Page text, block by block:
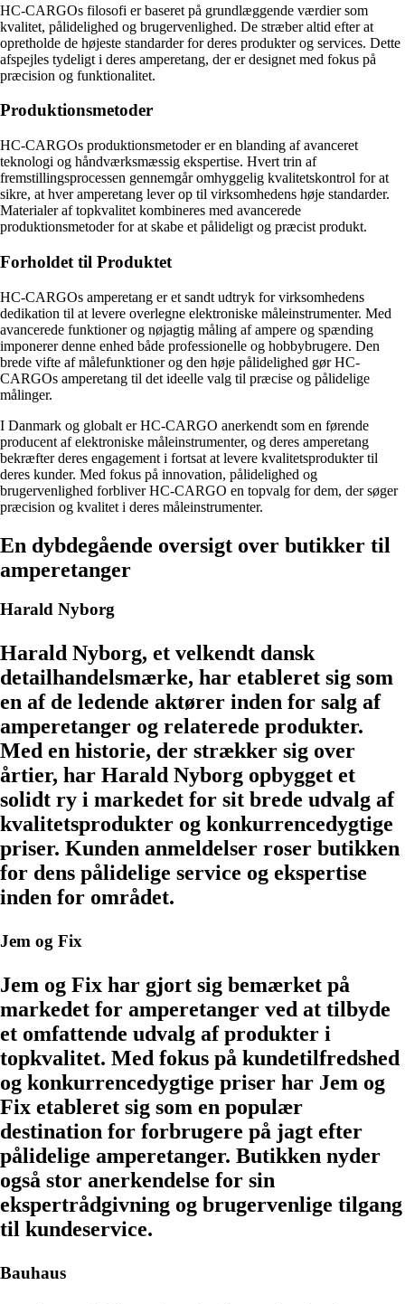
HC-CARGOs filosofi er baseret på grundlæggende værdier som
kvalitet, pålidelighed og brugervenlighed. De stræber altid efter at
opretholde de højeste standarder for deres produkter og services. Dette
afspejles tydeligt i deres amperetang, der er designet med fokus på
præcision og funktionalitet.
Produktionsmetoder
HC-CARGOs produktionsmetoder er en blanding af avanceret
teknologi og håndværksmæssig ekspertise. Hvert trin af
fremstillingsprocessen gennemgår omhyggelig kvalitetskontrol for at
sikre, at hver amperetang lever op til virksomhedens høje standarder.
Materialer af topkvalitet kombineres med avancerede
produktionsmetoder for at skabe et pålideligt og præcist produkt.
Forholdet til Produktet
HC-CARGOs amperetang er et sandt udtryk for virksomhedens
dedikation til at levere overlegne elektroniske måleinstrumenter. Med
avancerede funktioner og nøjagtig måling af ampere og spænding
imponerer denne enhed både professionelle og hobbybrugere. Den
brede vifte af målefunktioner og den høje pålidelighed gør HC-
CARGOs amperetang til det ideelle valg til præcise og pålidelige
målinger.
I Danmark og globalt er HC-CARGO anerkendt som en førende
producent af elektroniske måleinstrumenter, og deres amperetang
bekræfter deres engagement i fortsat at levere kvalitetsprodukter til
deres kunder. Med fokus på innovation, pålidelighed og
brugervenlighed forbliver HC-CARGO en topvalg for dem, der søger
præcision og kvalitet i deres måleinstrumenter.
En dybdegående oversigt over butikker til
amperetanger
Harald Nyborg
Harald Nyborg, et velkendt dansk
detailhandelsmærke, har etableret sig som
en af de ledende aktører inden for salg af
amperetanger og relaterede produkter.
Med en historie, der strækker sig over
årtier, har Harald Nyborg opbygget et
solidt ry i markedet for sit brede udvalg af
kvalitetsprodukter og konkurrencedygtige
priser. Kunden anmeldelser roser butikken
for dens pålidelige service og ekspertise
inden for området.
Jem og Fix
Jem og Fix har gjort sig bemærket på
markedet for amperetanger ved at tilbyde
et omfattende udvalg af produkter i
topkvalitet. Med fokus på kundetilfredshed
og konkurrencedygtige priser har Jem og
Fix etableret sig som en populær
destination for forbrugere på jagt efter
pålidelige amperetanger. Butikken nyder
også stor anerkendelse for sin
ekspertrådgivning og brugervenlige tilgang
til kundeservice.
Bauhaus